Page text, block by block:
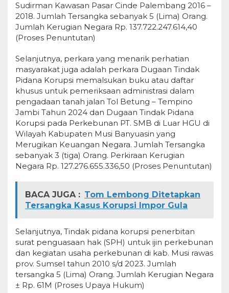
Sudirman Kawasan Pasar Cinde Palembang 2016 –
2018. Jumlah Tersangka sebanyak 5 (Lima) Orang.
Jumlah Kerugian Negara Rp. 137.722.247.614,40
(Proses Penuntutan)
Selanjutnya, perkara yang menarik perhatian
masyarakat juga adalah perkara Dugaan Tindak
Pidana Korupsi memalsukan buku atau daftar
khusus untuk pemeriksaan administrasi dalam
pengadaan tanah jalan Tol Betung – Tempino
Jambi Tahun 2024 dan Dugaan Tindak Pidana
Korupsi pada Perkebunan PT. SMB di Luar HGU di
Wilayah Kabupaten Musi Banyuasin yang
Merugikan Keuangan Negara. Jumlah Tersangka
sebanyak 3 (tiga) Orang. Perkiraan Kerugian
Negara Rp. 127.276.655.336,50 (Proses Penuntutan)
BACA JUGA : Tom Lembong Ditetapkan
Tersangka Kasus Korupsi Impor Gula
Selanjutnya, Tindak pidana korupsi penerbitan
surat penguasaan hak (SPH) untuk ijin perkebunan
dan kegiatan usaha perkebunan di kab. Musi rawas
prov. Sumsel tahun 2010 s/d 2023. Jumlah
tersangka 5 (Lima) Orang. Jumlah Kerugian Negara
± Rp. 61M (Proses Upaya Hukum)